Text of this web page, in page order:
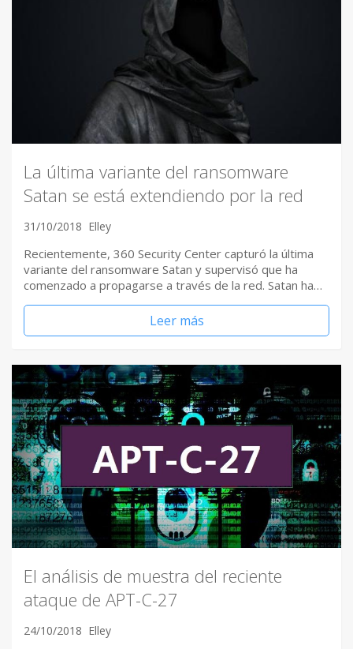
La última variante del ransomware
Satan se está extendiendo por la red
31/10/2018 Elley
Recientemente, 360 Security Center capturó la última
variante del ransomware Satan y supervisó que ha
comenzado a propagarse a través de la red. Satan ha…
Leer más
El análisis de muestra del reciente
ataque de APT-C-27
24/10/2018 Elley